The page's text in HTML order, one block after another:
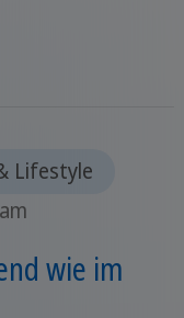
Lifestyle
wie im